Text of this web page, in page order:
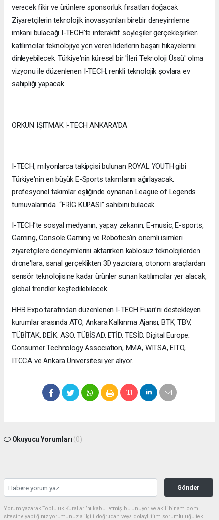
verecek fikir ve ürünlere sponsorluk fırsatları doğacak.
Ziyaretçilerin teknolojik inovasyonları birebir deneyimleme
imkanı bulacağı I-TECH'te interaktif söyleşiler gerçekleşirken
katılımcılar teknolojiye yön veren liderlerin başarı hikayelerini
dinleyebilecek. Türkiye'nin küresel bir 'İleri Teknoloji Üssü' olma
vizyonu ile düzenlenen I-TECH, renkli teknolojik şovlara ev
sahipliği yapacak.
ORKUN IŞITMAK I-TECH ANKARA’DA
I-TECH, milyonlarca takipçisi bulunan ROYAL YOUTH gibi
Türkiye'nin en büyük E-Sports takımlarını ağırlayacak,
profesyonel takımlar eşliğinde oynanan League of Legends
turnuvalarında “FRİG KUPASI” sahibini bulacak.
I-TECH’te sosyal medyanın, yapay zekanın, E-music, E-sports,
Gaming, Console Gaming ve Robotics'in önemli isimleri
ziyaretçilere deneyimlerini aktarırken kablosuz teknolojilerden
drone'lara, sanal gerçeklikten 3D yazıcılara, otonom araçlardan
sensör teknolojisine kadar ürünler sunan katılımcılar yer alacak,
global trendler keşfedilebilecek.
HHB Expo tarafından düzenlenen I-TECH Fuarı’nı destekleyen
kurumlar arasında ATO, Ankara Kalkınma Ajansı, BTK, TBV,
TÜBİTAK, DEİK, ASO, TÜBİSAD, ETİD, TESİD, Digital Europe,
Consumer Technology Association, MMA, WITSA, EITO,
ITOCA ve Ankara Üniversitesi yer alıyor.
Okuyucu Yorumları (0)
Gönder
Yorum yazarak Topluluk Kuralları’nı kabul etmiş bulunuyor ve akillibinam.com
sitesine yaptığınız yorumunuzla ilgili doğrudan veya dolaylı tüm sorumluluğu tek